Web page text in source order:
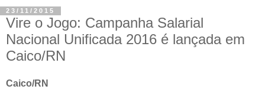
23/11/2015
Vire o Jogo: Campanha Salarial
Nacional Unificada 2016 é lançada em
Caico/RN
Caico/RN